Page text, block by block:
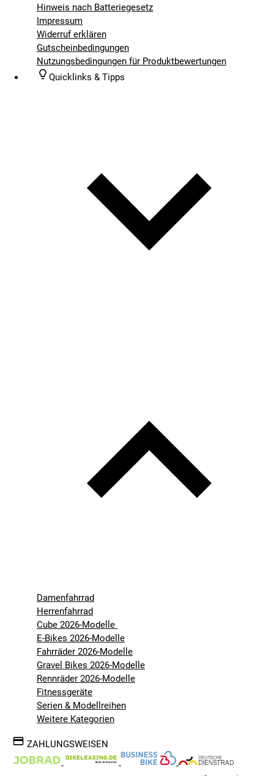
Hinweis nach Batteriegesetz
Impressum
Widerruf erklären
Gutscheinbedingungen
Nutzungsbedingungen für Produktbewertungen
Quicklinks & Tipps
Damenfahrrad
Herrenfahrrad
Cube 2026-Modelle
E-Bikes 2026-Modelle
Fahrräder 2026-Modelle
Gravel Bikes 2026-Modelle
Rennräder 2026-Modelle
Fitnessgeräte
Serien & Modellreihen
Weitere Kategorien
ZAHLUNGSWEISEN